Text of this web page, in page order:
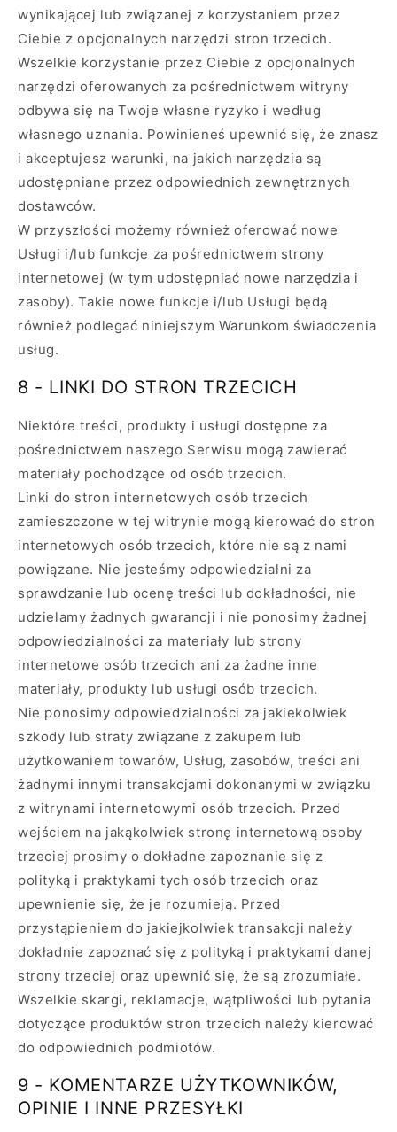
wynikającej lub związanej z korzystaniem przez
Ciebie z opcjonalnych narzędzi stron trzecich.
Wszelkie korzystanie przez Ciebie z opcjonalnych
narzędzi oferowanych za pośrednictwem witryny
odbywa się na Twoje własne ryzyko i według
własnego uznania. Powinieneś upewnić się, że znasz
i akceptujesz warunki, na jakich narzędzia są
udostępniane przez odpowiednich zewnętrznych
dostawców.
W przyszłości możemy również oferować nowe
Usługi i/lub funkcje za pośrednictwem strony
internetowej (w tym udostępniać nowe narzędzia i
zasoby). Takie nowe funkcje i/lub Usługi będą
również podlegać niniejszym Warunkom świadczenia
usług.
8 - LINKI DO STRON TRZECICH
Niektóre treści, produkty i usługi dostępne za
pośrednictwem naszego Serwisu mogą zawierać
materiały pochodzące od osób trzecich.
Linki do stron internetowych osób trzecich
zamieszczone w tej witrynie mogą kierować do stron
internetowych osób trzecich, które nie są z nami
powiązane. Nie jesteśmy odpowiedzialni za
sprawdzanie lub ocenę treści lub dokładności, nie
udzielamy żadnych gwarancji i nie ponosimy żadnej
odpowiedzialności za materiały lub strony
internetowe osób trzecich ani za żadne inne
materiały, produkty lub usługi osób trzecich.
Nie ponosimy odpowiedzialności za jakiekolwiek
szkody lub straty związane z zakupem lub
użytkowaniem towarów, Usług, zasobów, treści ani
żadnymi innymi transakcjami dokonanymi w związku
z witrynami internetowymi osób trzecich. Przed
wejściem na jakąkolwiek stronę internetową osoby
trzeciej prosimy o dokładne zapoznanie się z
polityką i praktykami tych osób trzecich oraz
upewnienie się, że je rozumieją. Przed
przystąpieniem do jakiejkolwiek transakcji należy
dokładnie zapoznać się z polityką i praktykami danej
strony trzeciej oraz upewnić się, że są zrozumiałe.
Wszelkie skargi, reklamacje, wątpliwości lub pytania
dotyczące produktów stron trzecich należy kierować
do odpowiednich podmiotów.
9 - KOMENTARZE UŻYTKOWNIKÓW,
OPINIE I INNE PRZESYŁKI